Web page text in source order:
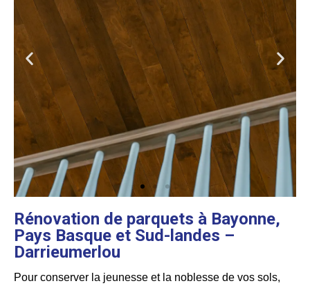
Rénovation de parquets à Bayonne,
Pays Basque et Sud-landes –
Darrieumerlou
Pour conserver la jeunesse et la noblesse de vos sols,